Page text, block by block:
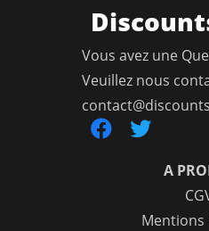
Vous avez une
Veuillez nous
A
Mentions